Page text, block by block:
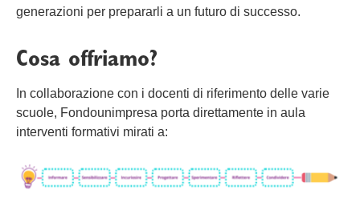
generazioni per prepararli a un futuro di successo.
Cosa offriamo?
In collaborazione con i docenti di riferimento delle varie
scuole, Fondounimpresa porta direttamente in aula
interventi formativi mirati a: